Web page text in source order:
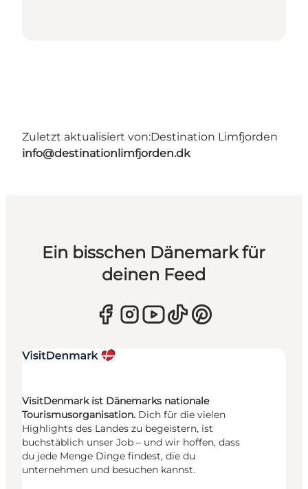
Zuletzt aktualisiert von:Destination Limfjorden
info@destinationlimfjorden.dk
Ein bisschen Dänemark für
deinen Feed
VisitDenmark ist Dänemarks nationale
Tourismusorganisation. Dich für die vielen
Highlights des Landes zu begeistern, ist
buchstäblich unser Job – und wir hoffen, dass
du jede Menge Dinge findest, die du
unternehmen und besuchen kannst.